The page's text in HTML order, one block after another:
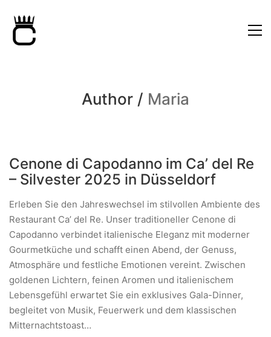
Author / Maria
Cenone di Capodanno im Ca’ del Re
– Silvester 2025 in Düsseldorf
Erleben Sie den Jahreswechsel im stilvollen Ambiente des
Restaurant Ca’ del Re. Unser traditioneller Cenone di
Capodanno verbindet italienische Eleganz mit moderner
Gourmetküche und schafft einen Abend, der Genuss,
Atmosphäre und festliche Emotionen vereint. Zwischen
goldenen Lichtern, feinen Aromen und italienischem
Lebensgefühl erwartet Sie ein exklusives Gala-Dinner,
begleitet von Musik, Feuerwerk und dem klassischen
Mitternachtstoast…